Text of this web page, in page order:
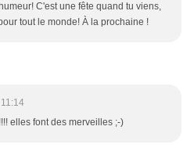
C'est une fête quand tu viens,
tout le monde! À la prochaine !
elles font des merveilles ;-)